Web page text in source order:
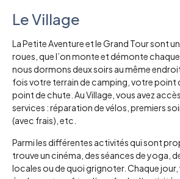
Le Village
La Petite Aventure et le Grand Tour sont
roues, que l’on monte et démonte
nous dormons deux soirs au même
fois votre terrain de camping, votre point
point de chute. Au Village, vous avez
services : réparation de vélos, premiers
(avec frais), etc.
Parmi les différentes activités qui sont
trouve un cinéma, des séances de yoga,
locales ou de quoi grignoter. Chaque jour,